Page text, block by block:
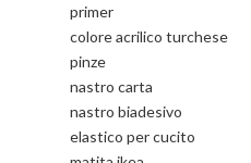
primer
colore acrilico turchese
pinze
nastro carta
nastro biadesivo
elastico per cucito